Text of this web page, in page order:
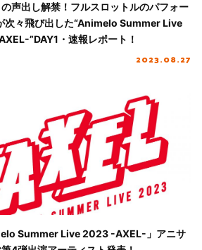
声出し解禁！フルスロットルのパフォー
次々飛び出した“Animelo Summer Live
”DAY1・速報レポート！
2023.08.27
Summer Live 2023 -AXEL-」アニサ